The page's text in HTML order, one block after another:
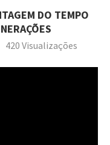
DO TEMPO
420 Visualizações